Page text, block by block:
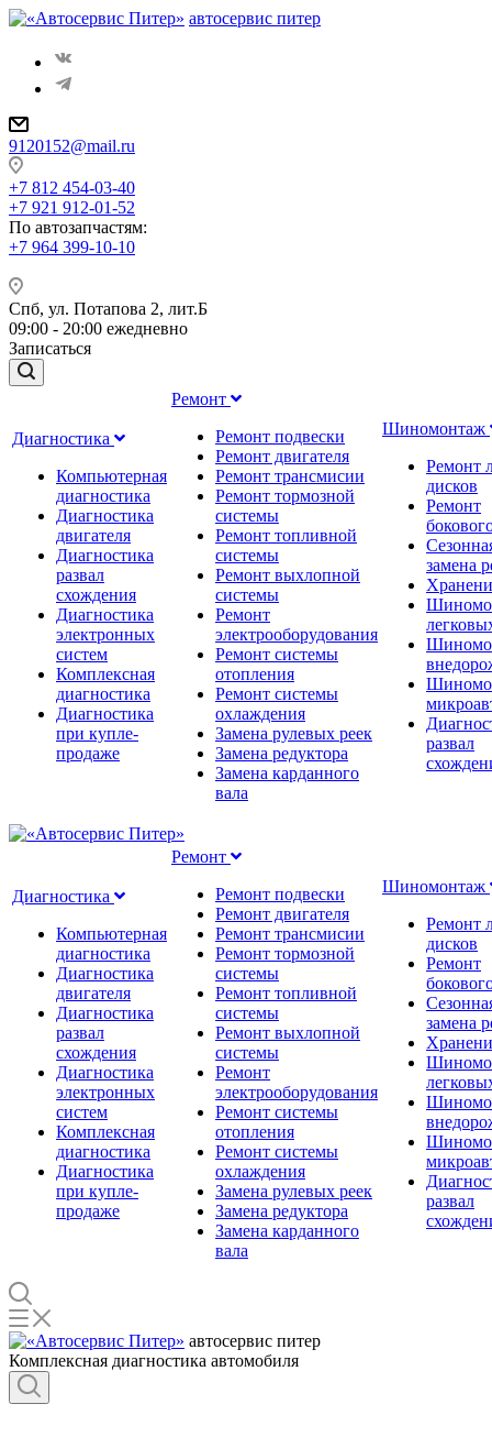
автосервис питер
9120152@mail.ru
+7 812 454-03-40
+7 921 912-01-52
По автозапчастям:
+7 964 399-10-10
Спб, ул. Потапова 2, лит.Б
09:00 - 20:00 ежедневно
Записаться
Диагностика
Компьютерная
диагностика
Диагностика
двигателя
Диагностика
развал
схождения
Диагностика
электронных
систем
Комплексная
диагностика
Диагностика
при купле-
продаже
Ремонт
Ремонт подвески
Ремонт двигателя
Ремонт трансмисии
Ремонт тормозной
системы
Ремонт топливной
системы
Ремонт выхлопной
системы
Ремонт
электрооборудования
Ремонт системы
отопления
Ремонт системы
охлаждения
Замена рулевых реек
Замена редуктора
Замена карданного
вала
Шиномонтаж
Ремонт
дисков
Ремонт
замена
развал
Диагностика
Компьютерная
диагностика
Диагностика
двигателя
Диагностика
развал
схождения
Диагностика
электронных
систем
Комплексная
диагностика
Диагностика
при купле-
продаже
Ремонт
Ремонт подвески
Ремонт двигателя
Ремонт трансмисии
Ремонт тормозной
системы
Ремонт топливной
системы
Ремонт выхлопной
системы
Ремонт
электрооборудования
Ремонт системы
отопления
Ремонт системы
охлаждения
Замена рулевых реек
Замена редуктора
Замена карданного
вала
Шиномонтаж
Ремонт
дисков
Ремонт
замена
развал
автосервис питер
Комплексная диагностика автомобиля